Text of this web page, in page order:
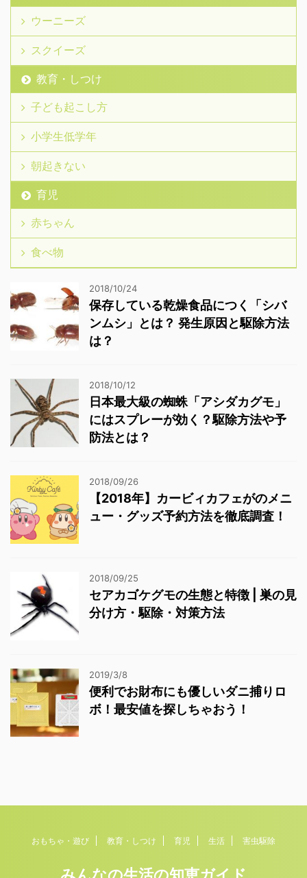
ウーニーズ
スクイーズ
教育・しつけ
子ども起こし方
小学生低学年
朝起きない
育児
赤ちゃん
食べ物
2018/10/24
保存している乾燥食品につく「シバ
ンムシ」とは？ 発生原因と駆除方法
は？
2018/10/12
日本最大級の蜘蛛「アシダカグモ」
にはスプレーが効く？駆除方法や予
防法とは？
2018/09/26
【2018年】カービィカフェがのメニ
ュー・グッズ予約方法を徹底調査！
2018/09/25
セアカゴケグモの生態と特徴 | 巣の見
分け方・駆除・対策方法
2019/3/8
便利でお財布にも優しいダニ捕りロ
ボ！最安値を探しちゃおう！
おもちゃ・遊び 教育・しつけ 育児 生活 害虫駆除